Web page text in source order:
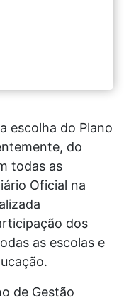
escolha do Plano
do
todas as
Oficial na
dos
as escolas e
de Gestão